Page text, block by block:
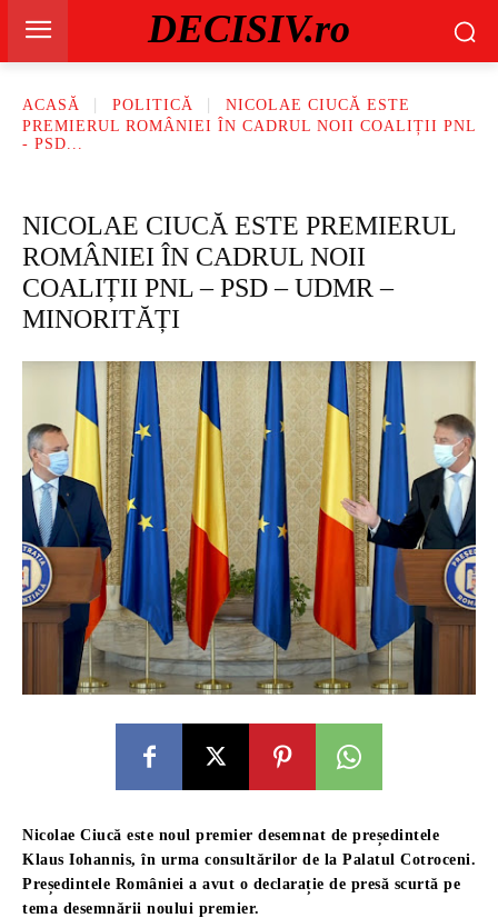
DECISIV.ro
ACASĂ POLITICĂ
NICOLAE CIUCĂ ESTE
PREMIERUL ROMÂNIEI ÎN CADRUL NOII COALIȚII PNL
- PSD...
NICOLAE CIUCĂ ESTE PREMIERUL
ROMÂNIEI ÎN CADRUL NOII
COALIȚII PNL – PSD – UDMR –
MINORITĂȚI
Nicolae Ciucă este noul premier desemnat de președintele
Klaus Iohannis, în urma consultărilor de la Palatul Cotroceni.
Președintele României a avut o declarație de presă scurtă pe
tema desemnării noului premier.